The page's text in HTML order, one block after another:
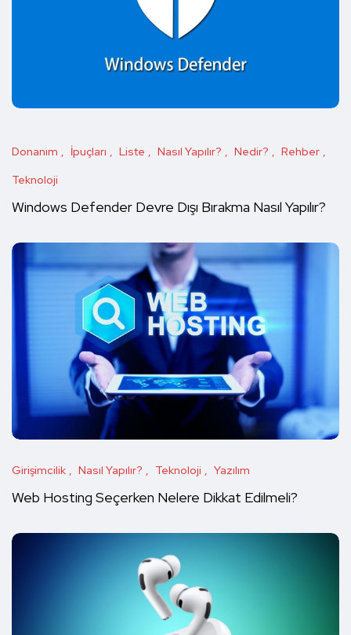
Donanım İpuçları Liste Nasıl Yapılır? Nedir?
Rehber
Teknoloji
Windows Defender Devre Dışı Bırakma Nasıl Yapılır?
Girişimcilik Nasıl Yapılır? Teknoloji Yazılım
Web Hosting Seçerken Nelere Dikkat Edilmeli?